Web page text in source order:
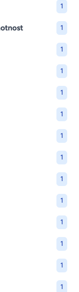
1
1
1
1
1
1
1
1
1
1
1
1
1
1